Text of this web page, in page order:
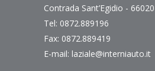
Contrada Sant’Egidio -
Tel: 0872.889196
Fax: 0872.889419
E-mail: laziale@interniauto.it